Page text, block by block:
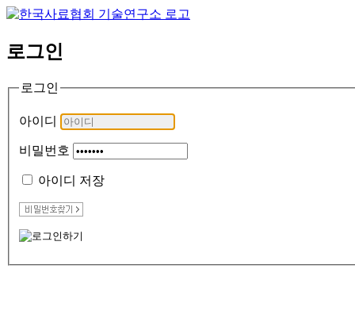
로그인
로그인
아이디
비밀번호
아이디 저장